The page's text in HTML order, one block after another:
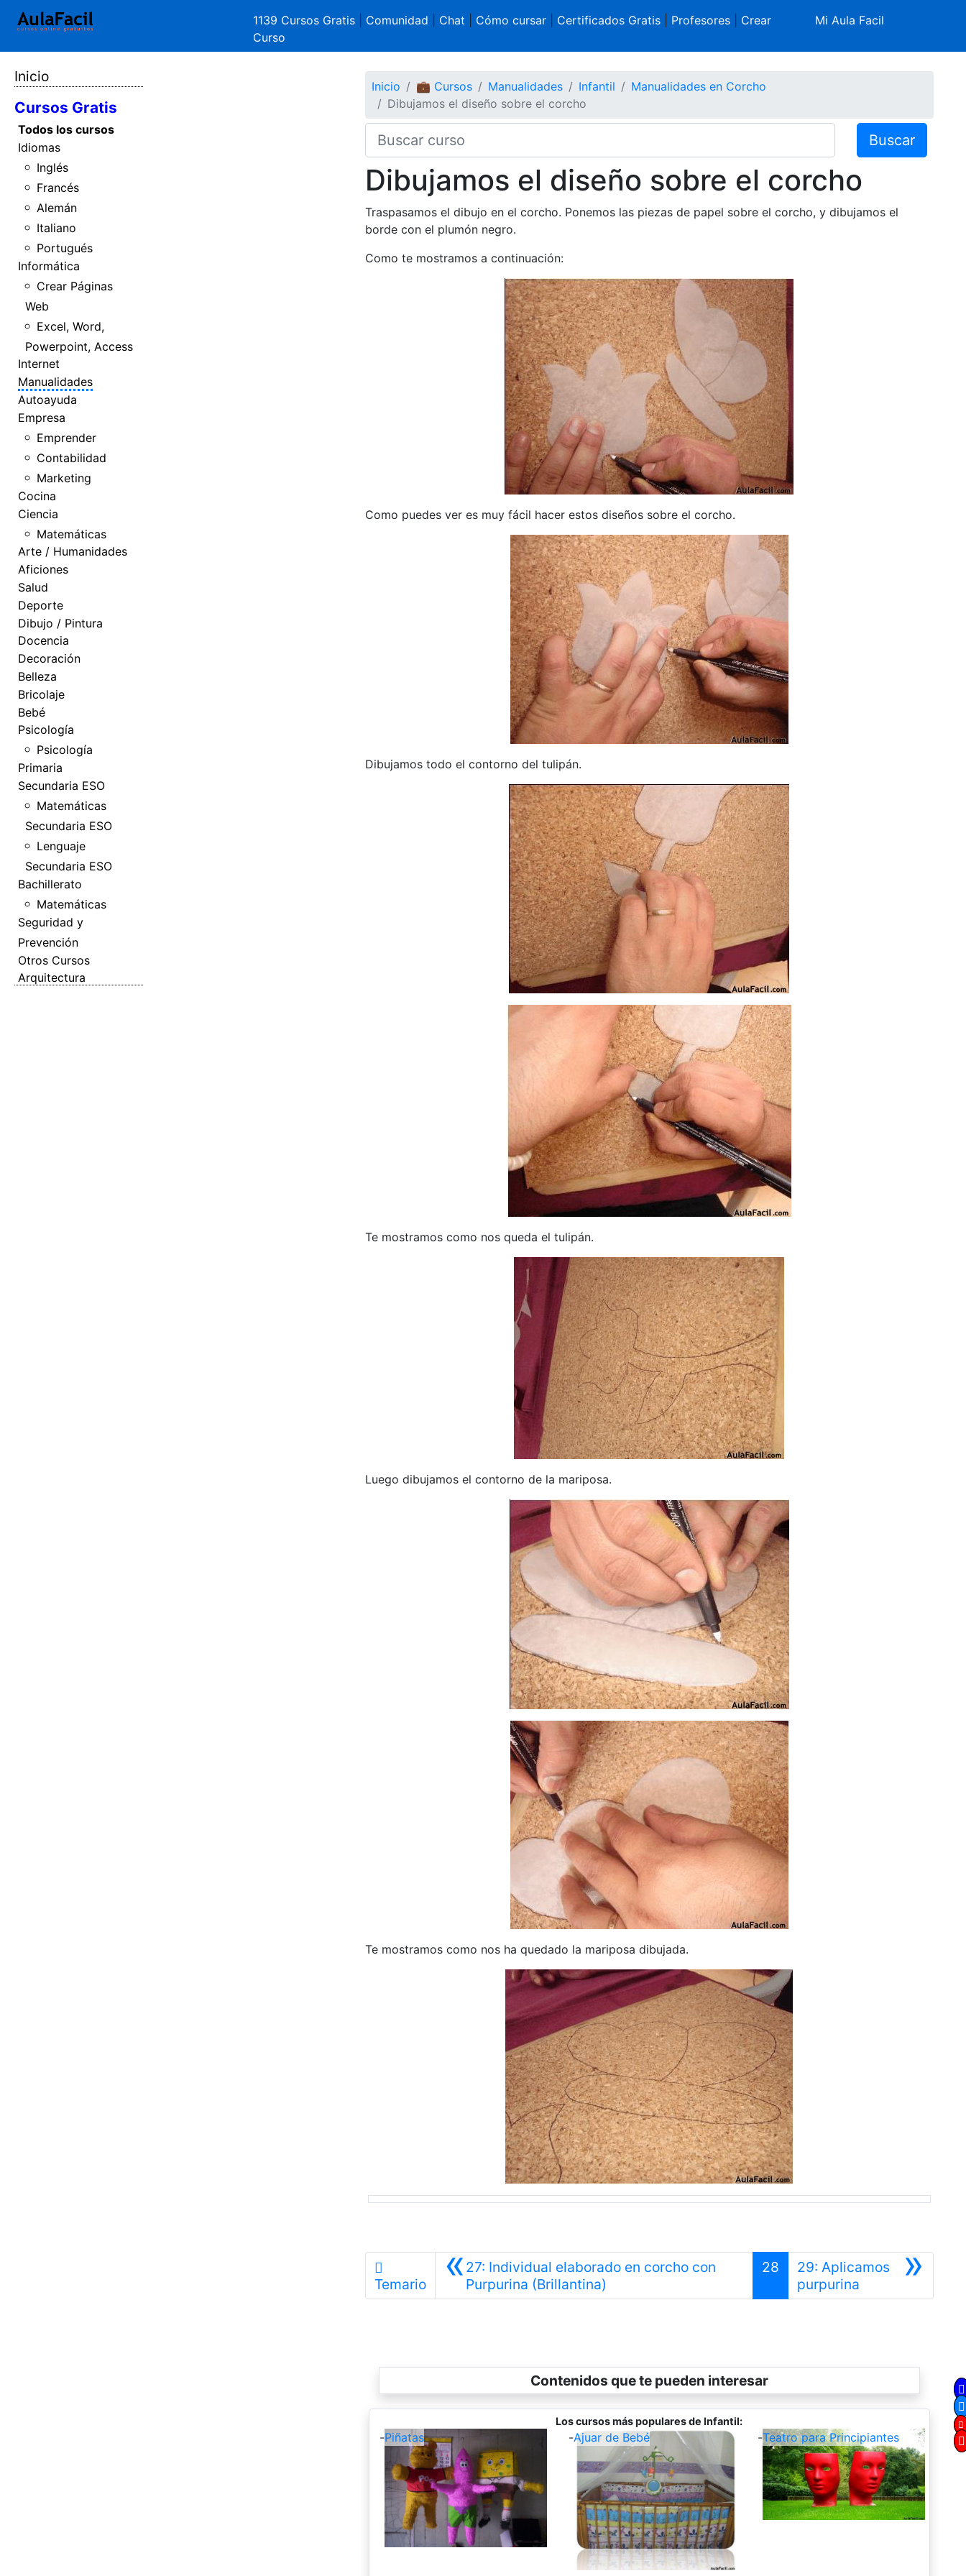
1139 Cursos Gratis Comunidad Chat Cómo cursar| Certificados Gratis| Profesores| Crear
Curso
Mi Aula Facil
Inicio
Cursos Gratis
Todos los cursos
Idiomas
Inglés
Francés
Alemán
Italiano
Portugués
Informática
Crear Páginas
Web
Excel, Word,
Powerpoint, Access
Internet
Manualidades
Autoayuda
Empresa
Emprender
Contabilidad
Marketing
Cocina
Ciencia
Matemáticas
Arte / Humanidades
Aficiones
Salud
Deporte
Dibujo / Pintura
Docencia
Decoración
Belleza
Bricolaje
Bebé
Psicología
Psicología
Primaria
Secundaria ESO
Matemáticas
Secundaria ESO
Lenguaje
Secundaria ESO
Bachillerato
Matemáticas
Seguridad y
Prevención
Otros Cursos
Arquitectura
Inicio 💼 Cursos Manualidades Infantil
Manualidades en Corcho
Dibujamos el diseño sobre el corcho
Buscar
Dibujamos el diseño sobre el corcho
Traspasamos el dibujo en el corcho. Ponemos las piezas de papel sobre el corcho, y dibujamos el
borde con el plumón negro.
Como te mostramos a continuación:
Como puedes ver es muy fácil hacer estos diseños sobre el corcho.
Dibujamos todo el contorno del tulipán.
Te mostramos como nos queda el tulipán.
Luego dibujamos el contorno de la mariposa.
Te mostramos como nos ha quedado la mariposa dibujada.
Temario «27: Individual elaborado en corcho con
Purpurina (Brillantina)
28 »
29: Aplicamos
purpurinaSiguiente
Contenidos que te pueden interesar
Los cursos más populares de Infantil:
-Piñatas -Ajuar de Bebé -Teatro para Principiantes